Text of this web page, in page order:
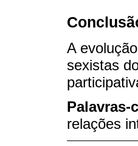
A
sexistas
Palavras-
relações